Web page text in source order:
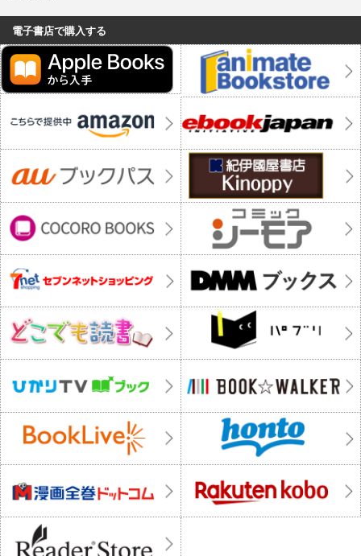
電子書店で購入する